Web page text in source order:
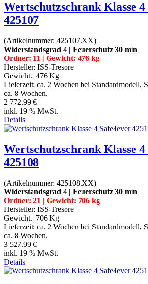
Wertschutzschrank Klasse 4
425107
(Artikelnummer: 425107.XX)
Widerstandsgrad 4 | Feuerschutz 30 min
Ordner: 11 | Gewicht: 476 kg
Hersteller: ISS-Tresore
Gewicht.: 476 Kg
Lieferzeit: ca. 2 Wochen bei Standardmodell,
ca. 8 Wochen.
2 772.99 €
inkl. 19 % MwSt.
Details
Wertschutzschrank Klasse 4
425108
(Artikelnummer: 425108.XX)
Widerstandsgrad 4 | Feuerschutz 30 min
Ordner: 21 | Gewicht: 706 kg
Hersteller: ISS-Tresore
Gewicht.: 706 Kg
Lieferzeit: ca. 2 Wochen bei Standardmodell,
ca. 8 Wochen.
3 527.99 €
inkl. 19 % MwSt.
Details